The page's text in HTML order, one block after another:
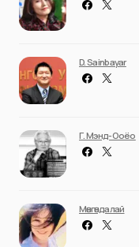
D. Sainbayar
Г. Мэнд-Ооёо
Мөнгөндалай